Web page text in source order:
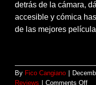
detrás de la cámara,
accesible y cómica
de las mejores
By Fico Cangiano
Reviews
Comments Offon